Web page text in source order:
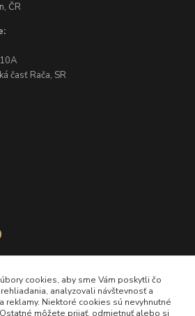
ČR
časť Rača, SR
cookies, aby sme Vám poskytli čo
analyzovali návštevnosť a
reklamy. Niektoré cookies sú nevyhnutné
môžete prijať, odmietnuť alebo si